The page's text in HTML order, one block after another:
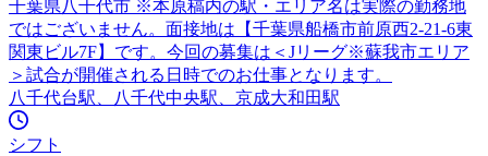
千葉県八千代市 ※本原稿内の駅・エリア名は実際の勤務地
ではございません。面接地は【千葉県船橋市前原西2-21-6東
関東ビル7F】です。今回の募集は＜Jリーグ※蘇我市エリア
＞試合が開催される日時でのお仕事となります。
八千代台駅、八千代中央駅、京成大和田駅
シフト